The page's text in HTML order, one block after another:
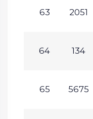
63 2051
64 134
65 5675